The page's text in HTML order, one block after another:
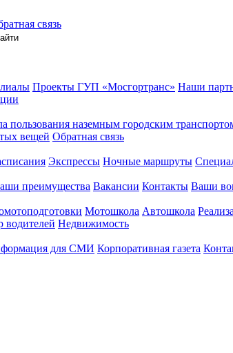
Проекты ГУП «Мосгортранс» Наши
пользования наземным городским
вещей Обратная связь
Экспрессы Ночные маршруты
преимущества Вакансии Контакты Ваши
Мотошкола Автошкола
водителей Недвижимость
для СМИ Корпоративная газета